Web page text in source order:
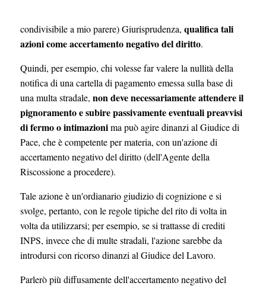
condivisibile a mio parere) Giurisprudenza, qualifica tali
azioni come accertamento negativo del diritto.
Quindi, per esempio, chi volesse far valere la nullità della
notifica di una cartella di pagamento emessa sulla base di
una multa stradale, non deve necessariamente attendere il
pignoramento e subire passivamente eventuali preavvisi
di fermo o intimazionima può agire dinanzi al Giudice di
Pace, che è competente per materia, con un'azione di
accertamento negativo del diritto (dell'Agente della
Riscossione a procedere).
Tale azione è un'ordianario giudizio di cognizione e si
svolge, pertanto, con le regole tipiche del rito di volta in
volta da utilizzarsi; per esempio, se si trattasse di crediti
INPS, invece che di multe stradali, l'azione sarebbe da
introdursi con ricorso dinanzi al Giudice del Lavoro.
Parlerò più diffusamente dell'accertamento negativo del